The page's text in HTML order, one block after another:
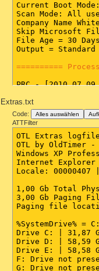
Current Boot
Scan Mode: All
Company Name
Skip Microsoft
File Age = 30 Days
Output = Standard
==========
PRC -
PRC - [2010.07.06
PRC -
PRC -
PRC -
PRC -
PRC -
PRC -
PRC -
PRC -
==========
MOD -
MOD -
MOD -
MOD -
MOD -
Extras.txt
Code: Alles auswählen
ATTFilter
OTL Extras
OTL by OldTimer
Windows XP
Internet Explorer
Locale: 00000407
1,00 Gb Total
3,00 Gb Paging
Paging file
%SystemDrive% =
Drive C: | 31,87
Drive D: | 58,59
Drive E: | 58,58
F: Drive not
G: Drive not